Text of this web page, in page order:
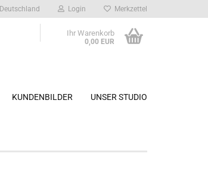
Deutschland Login Merkzettel
Ihr Warenkorb
0,00 EUR
KUNDENBILDER UNSER STUDIO